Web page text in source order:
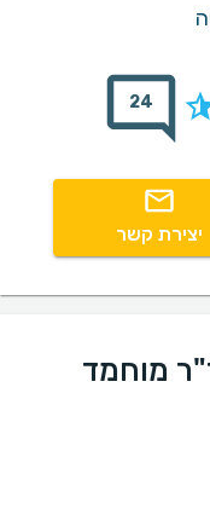
24
יצירת קשר
מוחמד